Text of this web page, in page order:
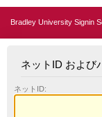
Bradley University Signin
ネットID および
ネットID: